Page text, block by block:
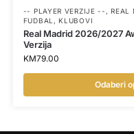
-- PLAYER VERZIJE -- ,REAL
FUDBAL ,KLUBOVI
Real Madrid 2026/2027
Verzija
KM79.00
Odaberi